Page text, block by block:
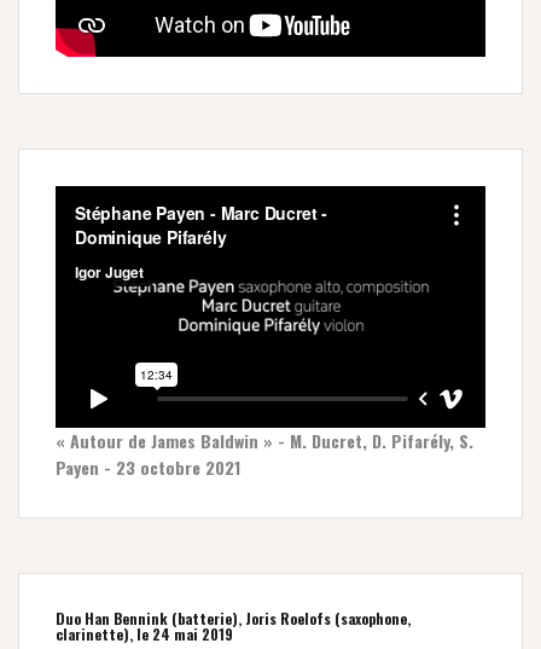
« Autour de James Baldwin » - M. Ducret, D. Pifarély, S.
Payen - 23 octobre 2021
Duo Han Bennink (batterie), Joris Roelofs (saxophone,
clarinette), le 24 mai 2019